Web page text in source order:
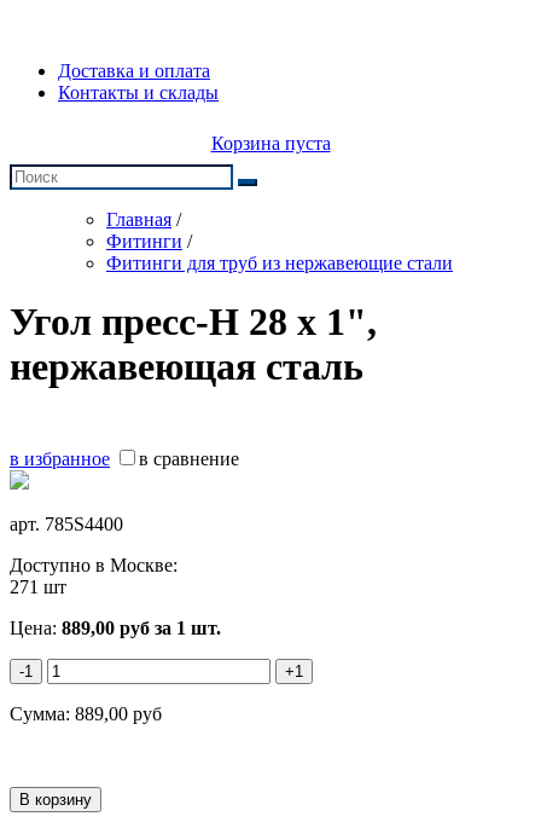
Доставка и оплата
Контакты и склады
Корзина пуста
Главная /
Фитинги /
Фитинги для труб из нержавеющие стали
Угол пресс-Н 28 х 1",
нержавеющая сталь
в избранное в сравнение
арт. 785S4400
Доступно в Москве:
271 шт
Цена: 889,00 руб за 1 шт.
-1 +1
Сумма: 889,00 руб